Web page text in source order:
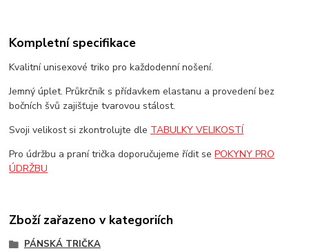
Kompletní specifikace
Kvalitní unisexové triko pro každodenní nošení.
Jemný úplet. Průkrčník s přídavkem elastanu a provedení bez
bočních švů zajišťuje tvarovou stálost.
Svoji velikost si zkontrolujte dle TABULKY VELIKOSTÍ
Pro údržbu a praní trička doporučujeme řídit sePOKYNY PRO
ÚDRŽBU
Zboží zařazeno v kategoriích
PÁNSKÁ TRIČKA